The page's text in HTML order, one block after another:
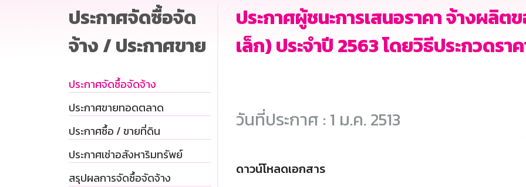
ประกาศจัดซื้อจัด
จ้าง / ประกาศขาย
ประกาศจัดซื้อจัดจ้าง
ประกาศขายทอดตลาด
ประกาศซื้อ / ขายที่ดิน
ประกาศเช่าอสังหาริมทรัพย์
สรุปผลการจัดซื้อจัดจ้าง
ประกาศผู้ชนะการเสนอราคา จ้างผลิต
เล็ก) ประจำปี 2563 โดยวิธีประกวดร
วันที่ประกาศ : 1 ม.ค. 2513
ดาวน์โหลดเอกสาร